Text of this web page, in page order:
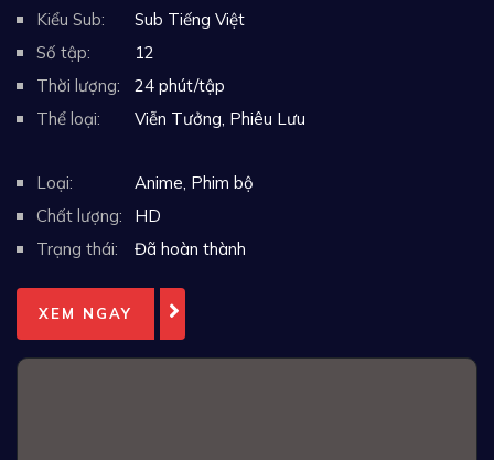
Kiểu Sub:
Sub Tiếng Việt
Số tập:
12
Thời lượng:
24 phút/tập
Thể loại:
Viễn Tưởng, Phiêu Lưu
Loại: Anime, Phim bộ
Chất lượng:
HD
Trạng thái:
Đã hoàn thành
XEM NGAY